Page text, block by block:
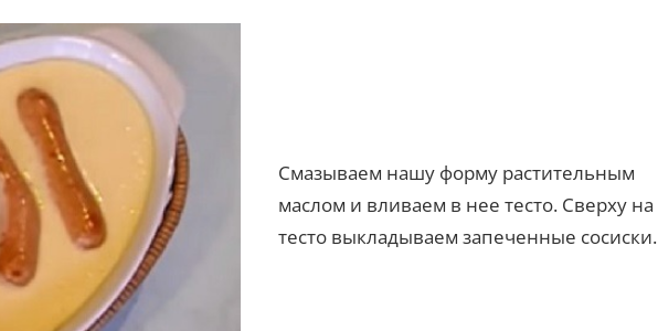
Смазываем нашу форму растительным
маслом и вливаем в нее тесто. Сверху на
тесто выкладываем запеченные сосиски.